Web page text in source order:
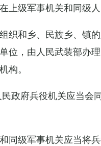
上级军事机关和同级
织和乡、民族乡、镇
位，由人民武装部办
构。
政府兵役机关应当会
同级军事机关应当将